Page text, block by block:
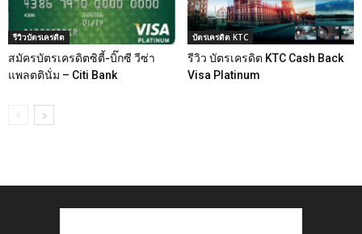
รีวิวบัตรเครดิต
สมัครบัตรเครดิตซิตี้-บิ๊กซี วีซ่า
แพลตตินั่ม – Citi Bank
บัตรเครดิต KTC
รีวิว บัตรเครดิต KTC Cash Back
Visa Platinum